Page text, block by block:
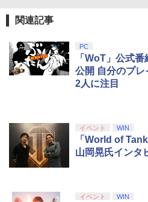
関連記事
PC
「WoT」公式
公開 自分のプレ
2人に注目
イベント WIN
「World of
山岡晃氏インタ
イベント WIN